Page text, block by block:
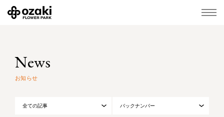
News
お知らせ